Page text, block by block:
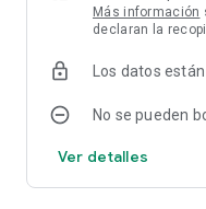
Más información
declaran la
Los datos
No se pueden
Ver detalles